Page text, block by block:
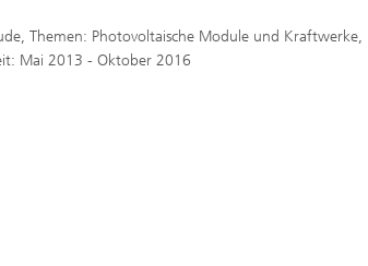
Themen: Photovoltaische Module und Kraftwerke,
Mai 2013 - Oktober 2016